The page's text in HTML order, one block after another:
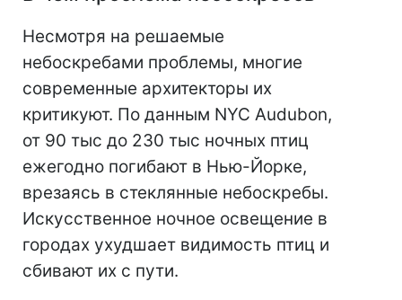
Несмотря на решаемые
небоскребами проблемы, многие
современные архитекторы их
критикуют. По данным NYC Audubon,
от 90 тыс до 230 тыс ночных птиц
ежегодно погибают в Нью-Йорке,
врезаясь в стеклянные небоскребы.
Искусственное ночное освещение в
городах ухудшает видимость птиц и
сбивают их с пути.